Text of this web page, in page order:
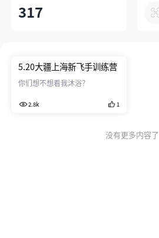
317
5.20大疆上海新飞手训练营
你们想不想看我沐浴？
2.8k 1
没有更多内容了